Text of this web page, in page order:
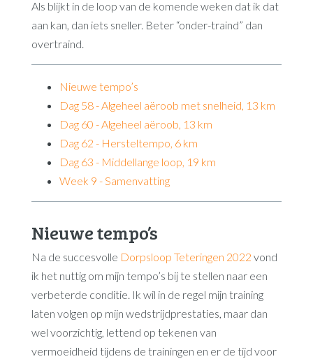
Als blijkt in de loop van de komende weken dat ik dat
aan kan, dan iets sneller. Beter “onder-traind” dan
overtraind.
Nieuwe tempo’s
Dag 58 - Algeheel aëroob met snelheid, 13 km
Dag 60 - Algeheel aëroob, 13 km
Dag 62 - Hersteltempo, 6 km
Dag 63 - Middellange loop, 19 km
Week 9 - Samenvatting
Nieuwe tempo’s
Na de succesvolle Dorpsloop Teteringen 2022 vond
ik het nuttig om mijn tempo’s bij te stellen naar een
verbeterde conditie. Ik wil in de regel mijn training
laten volgen op mijn wedstrijdprestaties, maar dan
wel voorzichtig, lettend op tekenen van
vermoeidheid tijdens de trainingen en er de tijd voor